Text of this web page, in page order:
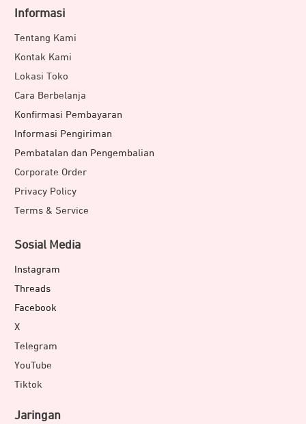
Informasi
Tentang Kami
Kontak Kami
Lokasi Toko
Cara Berbelanja
Konfirmasi Pembayaran
Informasi Pengiriman
Pembatalan dan Pengembalian
Corporate Order
Privacy Policy
Terms & Service
Sosial Media
Instagram
Threads
Facebook
X
Telegram
YouTube
Tiktok
Jaringan